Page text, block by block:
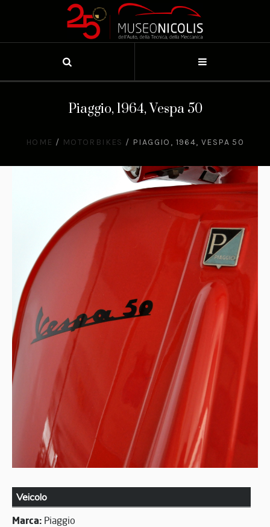
Piaggio, 1964, Vespa 50
HOME / MOTORBIKES / PIAGGIO, 1964, VESPA 50
Veicolo
Marca: Piaggio